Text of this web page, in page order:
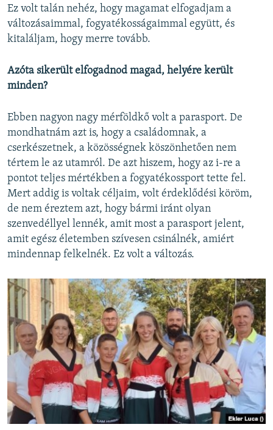
Ez volt talán nehéz, hogy magamat elfogadjam a
változásaimmal, fogyatékosságaimmal együtt, és
kitaláljam, hogy merre tovább.
Azóta sikerült elfogadnod magad, helyére került
minden?
Ebben nagyon nagy mérföldkő volt a parasport. De
mondhatnám azt is, hogy a családomnak, a
cserkészetnek, a közösségnek köszönhetően nem
tértem le az utamról. De azt hiszem, hogy az i-re a
pontot teljes mértékben a fogyatékossport tette fel.
Mert addig is voltak céljaim, volt érdeklődési köröm,
de nem éreztem azt, hogy bármi iránt olyan
szenvedéllyel lennék, amit most a parasport jelent,
amit egész életemben szívesen csinálnék, amiért
mindennap felkelnék. Ez volt a változás.